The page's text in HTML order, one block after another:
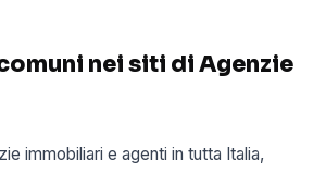
nei siti di Agenzie
immobiliari e agenti in tutta Italia,